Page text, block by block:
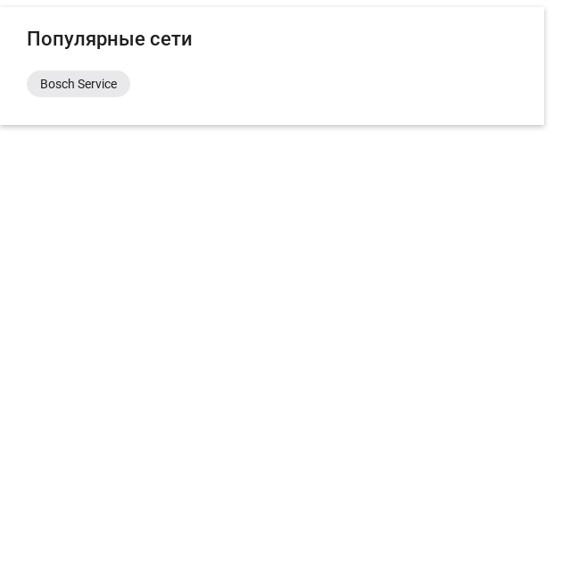
Популярные сети
Bosch Service